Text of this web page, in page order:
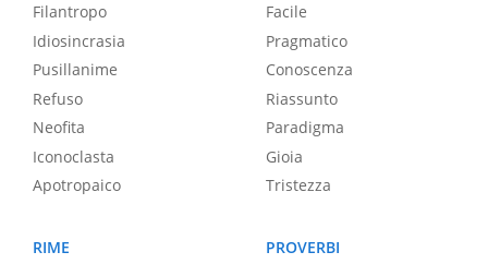
Filantropo
Idiosincrasia
Pusillanime
Refuso
Neofita
Iconoclasta
Apotropaico
Facile
Pragmatico
Conoscenza
Riassunto
Paradigma
Gioia
Tristezza
RIME
PROVERBI